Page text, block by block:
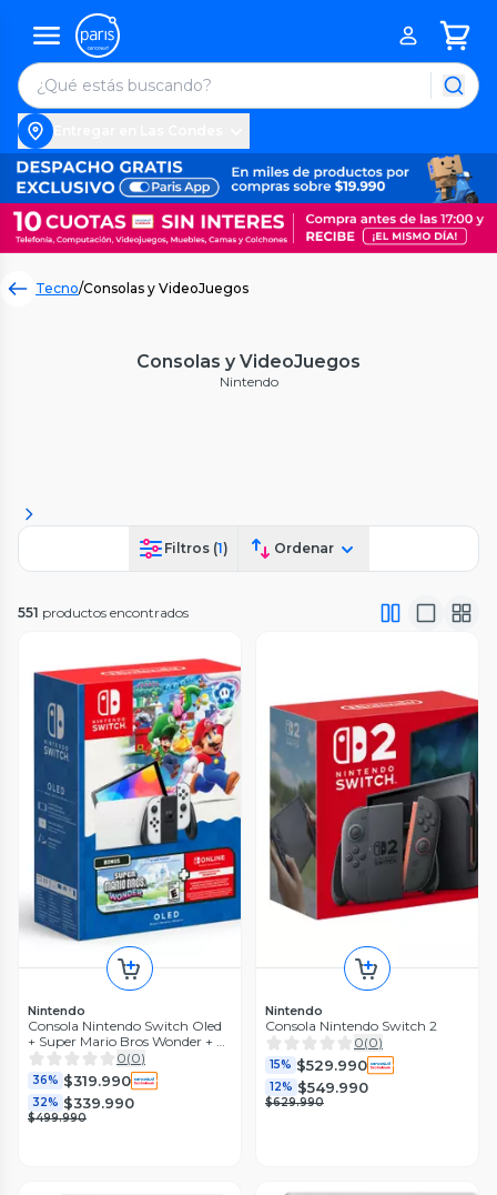
Tecno/Consolas y VideoJuegos
Consolas y VideoJuegos
Nintendo
Filtros (1) Ordenar
551 productos encontrados
Nintendo
Consola Nintendo Switch Oled
+ Super Mario Bros Wonder + 3
meses NSO
0(0)
36% $319.990
32% $339.990
$499.990
Nintendo
Consola Nintendo Switch 2
0(0)
15% $529.990
12% $549.990
$629.990